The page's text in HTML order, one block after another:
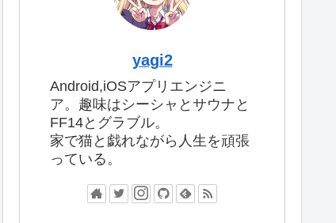
yagi2
Android,iOSアプリエンジニ
ア。趣味はシーシャとサウナと
FF14とグラブル。
家で猫と戯れながら人生を頑張
っている。